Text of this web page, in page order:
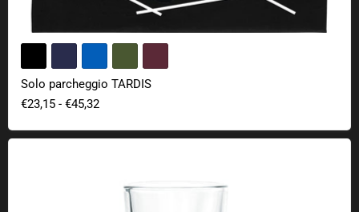
Solo parcheggio TARDIS
€23,15 - €45,32